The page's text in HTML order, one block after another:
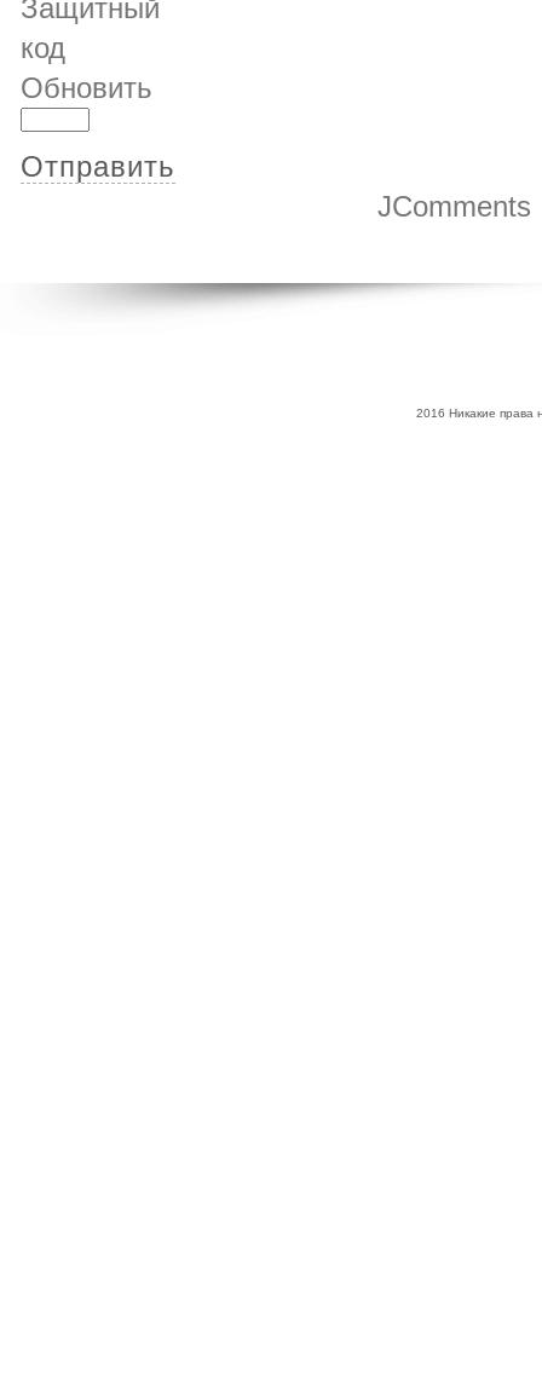
Обновить
Отправить
JComments
2016 Никакие